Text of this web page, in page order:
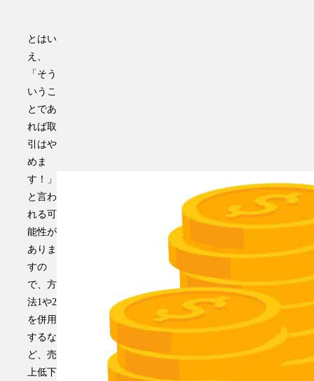
とはい
え、
「そう
いうこ
とであ
れば取
引はや
めま
す！」
と言わ
れる可
能性が
ありま
すの
で、方
法1や2
を併用
するな
ど、売
上低下